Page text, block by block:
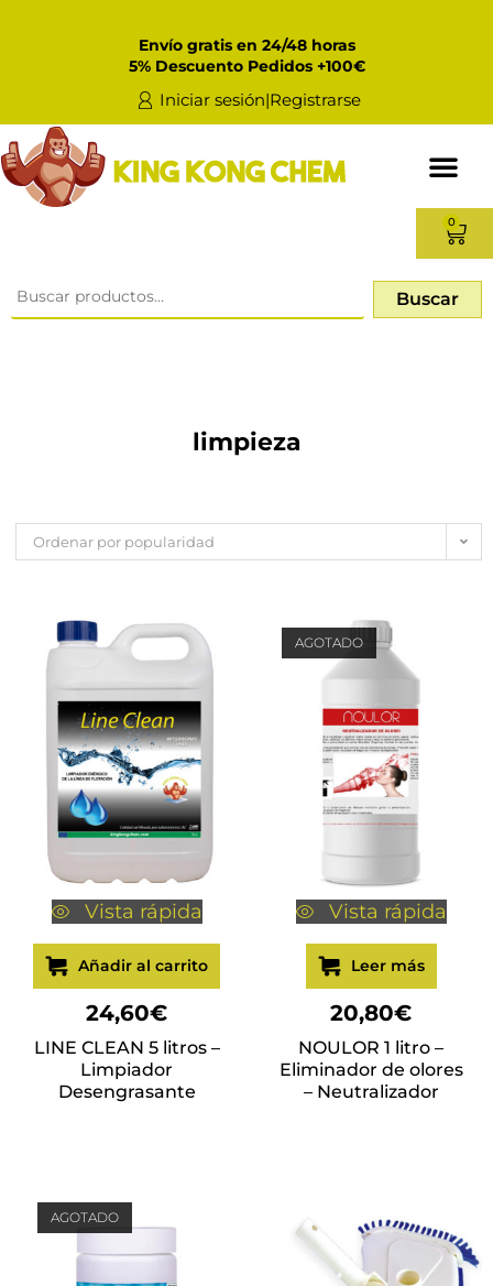
Envío gratis en 24/48 horas
5% Descuento Pedidos +100€
Iniciar sesión|Registrarse
0
Buscar
limpieza
Ordenar por popularidad
Vista rápida
Añadir al carrito
24,60€
LINE CLEAN 5 litros –
Limpiador
Desengrasante
AGOTADO
Vista rápida
Leer más
20,80€
NOULOR 1 litro –
Eliminador de olores
– Neutralizador
AGOTADO